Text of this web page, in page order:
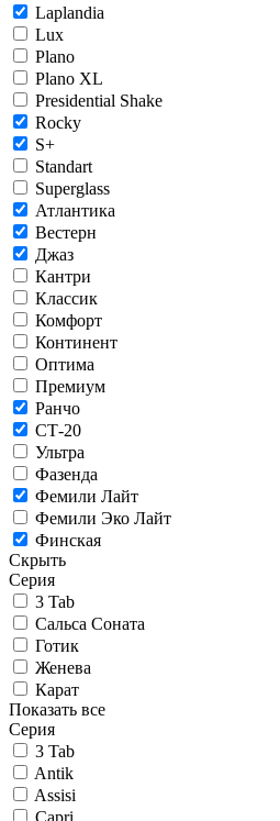
Laplandia
Lux
Plano
Plano XL
Presidential Shake
Rocky
S+
Standart
Superglass
Атлантика
Вестерн
Джаз
Кантри
Классик
Комфорт
Континент
Оптима
Премиум
Ранчо
СТ-20
Ультра
Фазенда
Фемили Лайт
Фемили Эко Лайт
Финская
Скрыть
Серия
3 Tab
Сальса Соната
Готик
Женева
Карат
Показать все
Серия
3 Tab
Antik
Assisi
Capri